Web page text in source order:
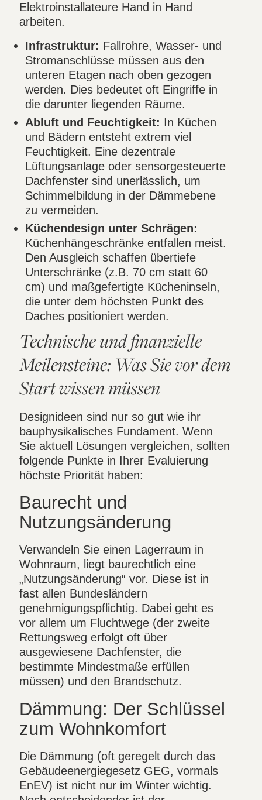
Elektroinstallateure Hand in Hand
arbeiten.
Infrastruktur: Fallrohre, Wasser- und
Stromanschlüsse müssen aus den
unteren Etagen nach oben gezogen
werden. Dies bedeutet oft Eingriffe in
die darunter liegenden Räume.
Abluft und Feuchtigkeit: In Küchen
und Bädern entsteht extrem viel
Feuchtigkeit. Eine dezentrale
Lüftungsanlage oder sensorgesteuerte
Dachfenster sind unerlässlich, um
Schimmelbildung in der Dämmebene
zu vermeiden.
Küchendesign unter Schrägen:
Küchenhängeschränke entfallen meist.
Den Ausgleich schaffen übertiefe
Unterschränke (z.B. 70 cm statt 60
cm) und maßgefertigte Kücheninseln,
die unter dem höchsten Punkt des
Daches positioniert werden.
Technische und finanzielle
Meilensteine: Was Sie vor dem
Start wissen müssen
Designideen sind nur so gut wie ihr
bauphysikalisches Fundament. Wenn
Sie aktuell Lösungen vergleichen, sollten
folgende Punkte in Ihrer Evaluierung
höchste Priorität haben:
Baurecht und
Nutzungsänderung
Verwandeln Sie einen Lagerraum in
Wohnraum, liegt baurechtlich eine
„Nutzungsänderung“ vor. Diese ist in
fast allen Bundesländern
genehmigungspflichtig. Dabei geht es
vor allem um Fluchtwege (der zweite
Rettungsweg erfolgt oft über
ausgewiesene Dachfenster, die
bestimmte Mindestmaße erfüllen
müssen) und den Brandschutz.
Dämmung: Der Schlüssel
zum Wohnkomfort
Die Dämmung (oft geregelt durch das
Gebäudeenergiegesetz GEG, vormals
EnEV) ist nicht nur im Winter wichtig.